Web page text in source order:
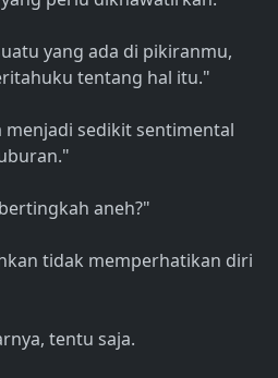
yang ada di pikiranmu,
tentang hal itu."
menjadi sedikit sentimental
aneh?"
tidak memperhatikan diri
tentu saja.